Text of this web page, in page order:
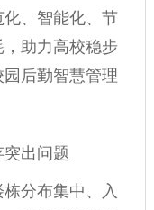
、智能化、节
助力高校稳步
后勤智慧管理
出问题
分布集中、入